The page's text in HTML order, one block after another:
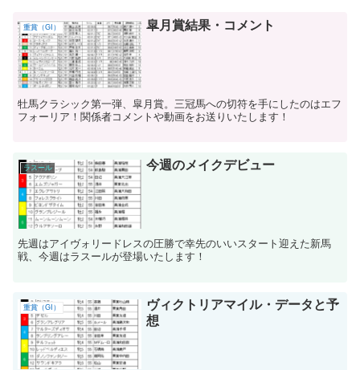
重賞（GI） 皐月賞結果・コメント
牡馬クラシック第一弾、皐月賞。三冠馬への切符を手にしたのはエフ
フォーリア！関係者コメントや動画をお送りいたします！
ラスール 今週のメイクデビュー
先週はアイヴォリードレスの圧勝で幸先のいいスタート迎えた新馬
戦、今週はラスールが登場いたします！
重賞（GI）
ヴィクトリアマイル・データと予
想